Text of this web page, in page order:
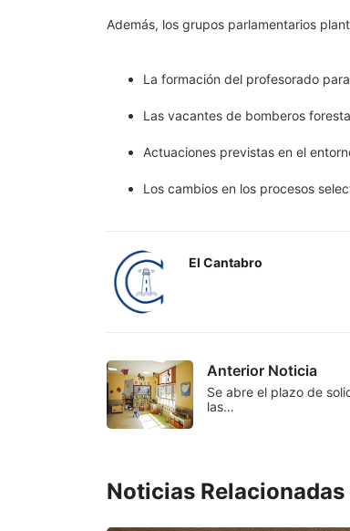
Además, los grupos parlamentarios
La formación del profesorado
Las vacantes de bomberos
Actuaciones previstas en el
Los cambios en los procesos
El Cantabro
Anterior Noticia
Se abre el plazo de
las…
Noticias Relacionadas